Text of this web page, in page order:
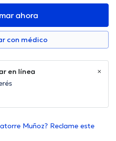
ahora
con médico
en línea
Muñoz? Reclame este